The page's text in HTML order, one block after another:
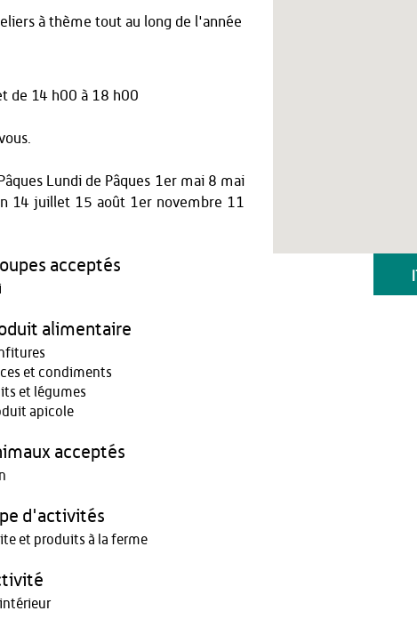
à thème tout au long de l'année
de 14 h00 à 18 h00
Lundi de Pâques 1er mai 8 mai
14 juillet 15 août 1er novembre 11
acceptés
alimentaire
et condiments
et légumes
apicole
acceptés
d'activités
et produits à la ferme